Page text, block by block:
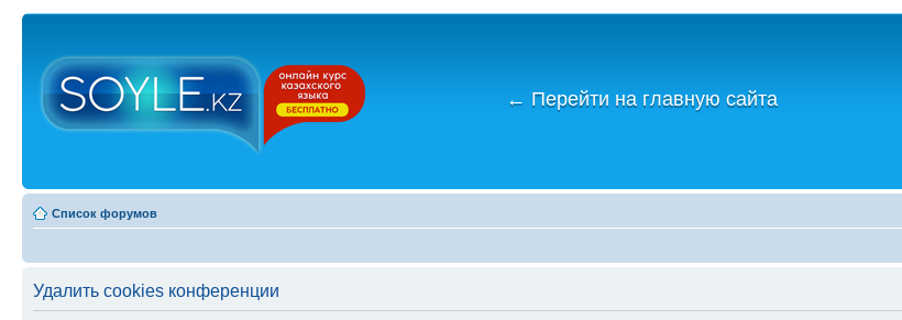
← Перейти на главную сайта
Список форумов
Удалить cookies конференции